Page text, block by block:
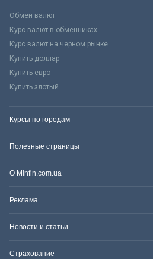
Обмен валют
Курс валют в обменниках
Курс валют на черном рынке
Купить доллар
Купить евро
Купить злотый
Курсы по городам
Полезные страницы
О Minfin.com.ua
Реклама
Новости и статьи
Страхование